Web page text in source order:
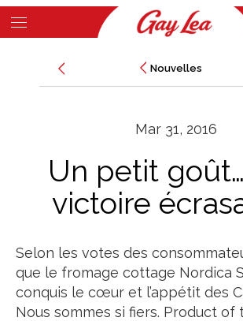
Skip
to
Nouvelles
Nouvelles
Mar 31, 2016
Un petit
victoire
Selon les votes des
que le fromage cottage Nordica
conquis le cœur et l’appétit des
Nous sommes si fiers. Product of